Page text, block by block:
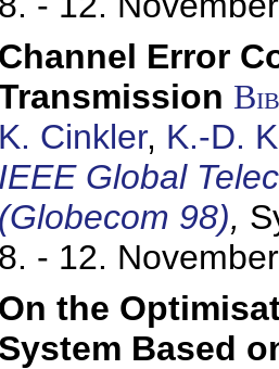
Channel Error
K. Cinkler, K.-D.
IEEE Global
(Globecom 98),
8. - 12.
On the
System Based